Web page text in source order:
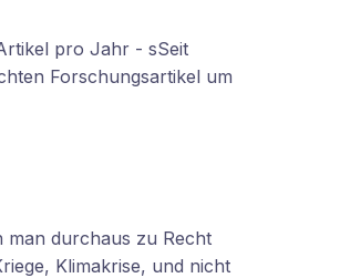
pro Jahr - sSeit
Forschungsartikel um
man durchaus zu Recht
Klimakrise, und nicht